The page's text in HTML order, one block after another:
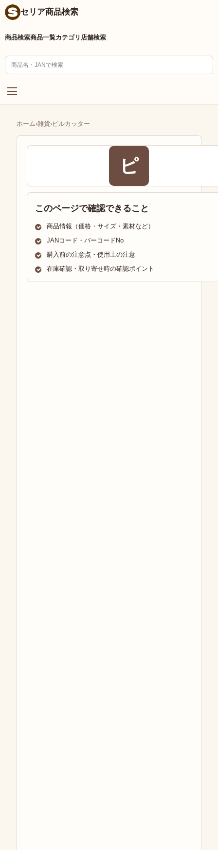
セリア商品検索
商品検索商品一覧カテゴリ 店舗検索
ホーム›雑貨›ピルカッター
ピ
このページで確認できること
商品情報（価格・サイズ・素材など）
JANコード・バーコードNo
購入前の注意点・使用上の注意
在庫確認・取り寄せ時の確認ポイント